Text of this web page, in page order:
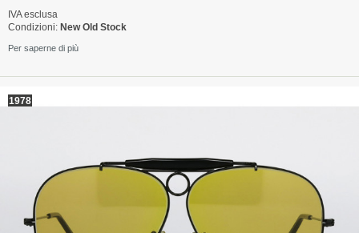
IVA esclusa
Condizioni: New Old Stock
Per saperne di più
1978